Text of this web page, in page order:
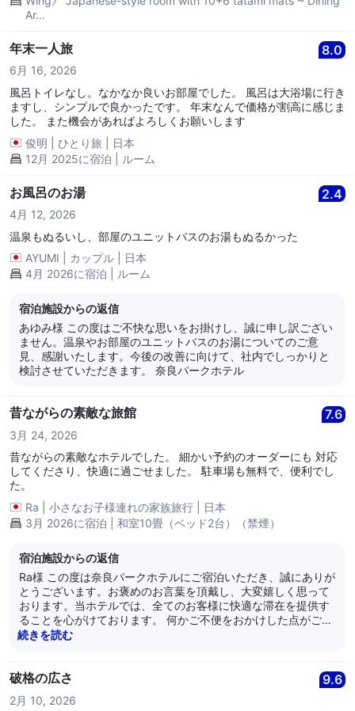
Ar...
年末一人旅 8.0
6月 16, 2026
風呂トイレなし。なかなか良いお部屋でした。 風呂は大浴場に行き
ますし、シンプルで良かったです。 年末なんで価格が割高に感じま
した。 また機会があればよろしくお願いします
俊明
ひとり旅
日本
12月 2025に宿泊 | ルーム
お風呂のお湯 2.4
4月 12, 2026
温泉もぬるいし、部屋のユニットバスのお湯もぬるかった
AYUMI
カップル
日本
4月 2026に宿泊 | ルーム
宿泊施設からの返信
あゆみ様 この度はご不快な思いをお掛けし、誠に申し訳ござい
ません。温泉やお部屋のユニットバスのお湯についてのご意
見、感謝いたします。今後の改善に向けて、社内でしっかりと
検討させていただきます。 奈良パークホテル
昔ながらの素敵な旅館 7.6
3月 24, 2026
昔ながらの素敵なホテルでした。 細かい予約のオーダーにも 対応
してくださり、快適に過ごせました。 駐車場も無料で、便利でし
た。
Ra
小さなお子様連れの家族旅行
日本
3月 2026に宿泊 | 和室10畳（ベッド2台）（禁煙）
宿泊施設からの返信
Ra様 この度は奈良パークホテルにご宿泊いただき、誠にありが
とうございます。お褒めのお言葉を頂戴し、大変嬉しく思って
おります。当ホテルでは、全てのお客様に快適な滞在を提供す
ることを心がけております。 何かご不便をおかけした点がござ
いましたら、次回のご利用時にぜひお知らせいただければ幸い
続きを読む
破格の広さ 9.6
2月 10, 2026